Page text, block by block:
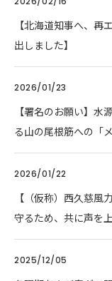
【北海道知事へ、
出しました】
2026/01/23
【署名のお願い】水
る山の尾根筋への「
2026/01/22
【（仮称）西久慈風
守るため、共に声を
2025/12/05